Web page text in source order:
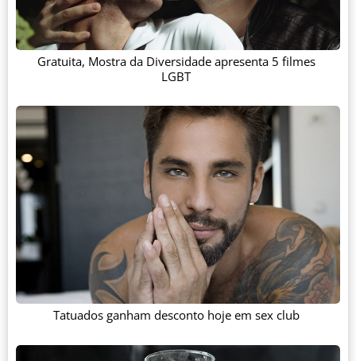
Gratuita, Mostra da Diversidade apresenta 5 filmes
LGBT
Tatuados ganham desconto hoje em sex club